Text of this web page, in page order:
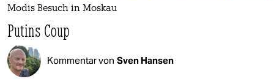
Modis Besuch in Moskau
Putins Coup
Kommentar von Sven Hansen